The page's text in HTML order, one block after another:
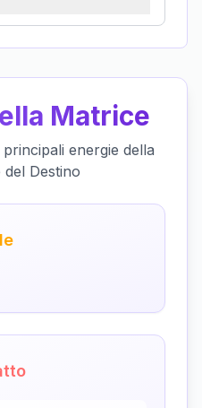
Matrice
energie della
Destino